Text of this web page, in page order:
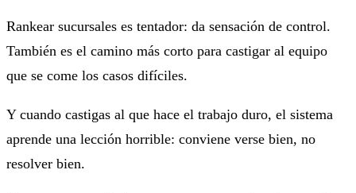
Rankear sucursales es tentador: da sensación de control.
También es el camino más corto para castigar al equipo
que se come los casos difíciles.
Y cuando castigas al que hace el trabajo duro, el sistema
aprende una lección horrible: conviene verse bien, no
resolver bien.